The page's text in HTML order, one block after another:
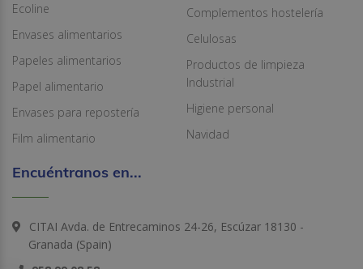
Ecoline
Envases alimentarios
Papeles alimentarios
Papel alimentario
Envases para repostería
Film alimentario
Complementos hostelería
Celulosas
Productos de limpieza
Industrial
Higiene personal
Navidad
Encuéntranos en...
CITAI Avda. de Entrecaminos 24-26, Escúzar 18130 -
Granada (Spain)